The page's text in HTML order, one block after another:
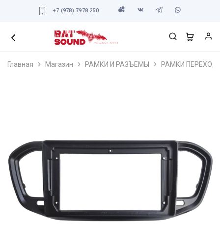
+7 (978) 7978 250
Главная Магазин РАМКИ И РАЗЪЕМЫ РАМКИ